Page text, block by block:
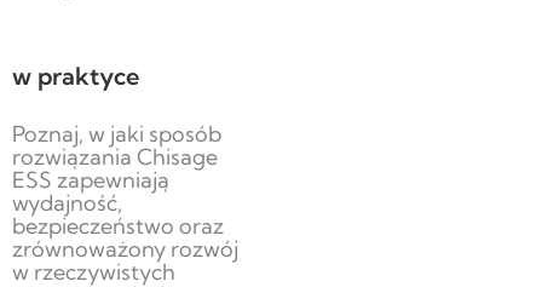
w praktyce
Poznaj, w jaki sposób
rozwiązania Chisage
ESS zapewniają
wydajność,
bezpieczeństwo oraz
zrównoważony rozwój
w rzeczywistych